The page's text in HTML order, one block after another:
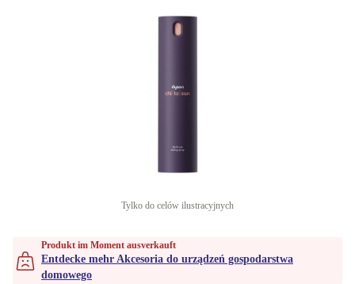
Tylko do celów ilustracyjnych
Produkt im Moment ausverkauft
Entdecke mehr Akcesoria do urządzeń gospodarstwa
domowego